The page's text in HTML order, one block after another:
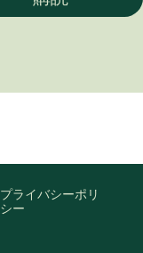
プライバシーポリ
シー